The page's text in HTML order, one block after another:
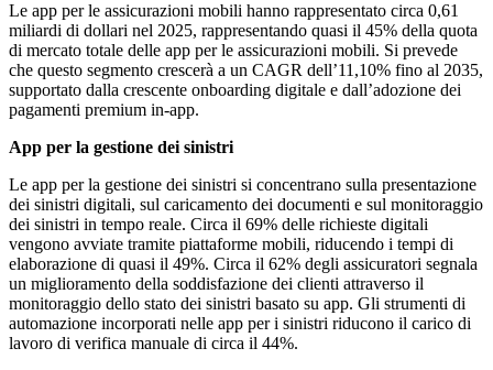
Le app per le assicurazioni mobili hanno rappresentato circa 0,61
miliardi di dollari nel 2025, rappresentando quasi il 45% della quota
di mercato totale delle app per le assicurazioni mobili. Si prevede
che questo segmento crescerà a un CAGR dell’11,10% fino al 2035,
supportato dalla crescente onboarding digitale e dall’adozione dei
pagamenti premium in-app.
App per la gestione dei sinistri
Le app per la gestione dei sinistri si concentrano sulla presentazione
dei sinistri digitali, sul caricamento dei documenti e sul monitoraggio
dei sinistri in tempo reale. Circa il 69% delle richieste digitali
vengono avviate tramite piattaforme mobili, riducendo i tempi di
elaborazione di quasi il 49%. Circa il 62% degli assicuratori segnala
un miglioramento della soddisfazione dei clienti attraverso il
monitoraggio dello stato dei sinistri basato su app. Gli strumenti di
automazione incorporati nelle app per i sinistri riducono il carico di
lavoro di verifica manuale di circa il 44%.